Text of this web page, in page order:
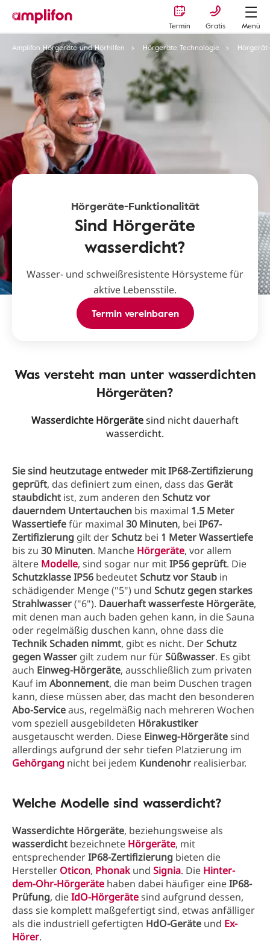
Termin Gratis
Menü
Amplifon Hörgeräte und Hörhilfen
Hörgeräte Technologie
Hörgeräte-Funktionalität
Sind Hörgeräte
wasserdicht?
Wasser- und schweißresistente Hörsysteme für
aktive Lebensstile.
Termin vereinbaren
Was versteht man unter wasserdichten
Hörgeräten?
Wasserdichte Hörgerätesind nicht dauerhaft
wasserdicht.
Sie sind heutzutage entweder mit IP68-Zertifizierung
geprüft, das definiert zum einen, dass das Gerät
staubdicht ist, zum anderen den Schutz vor
dauerndem Untertauchen bis maximal 1.5 Meter
Wassertiefefür maximal 30 Minuten, bei IP67-
Zertifizierung gilt derSchutz bei 1 Meter Wassertiefe
bis zu 30 Minuten. Manche Hörgeräte, vor allem
ältere Modelle, sind sogar nur mitIP56 geprüft. Die
Schutzklasse IP56 bedeutetSchutz vor Staub in
schädigender Menge ("5") und Schutz gegen starkes
Strahlwasser("6"). Dauerhaft wasserfeste Hörgeräte,
mit denen man auch baden gehen kann, in die Sauna
oder regelmäßig duschen kann, ohne dass die
Technik Schaden nimmt, gibt es nicht. DerSchutz
gegen Wasser gilt zudem nur fürSüßwasser. Es gibt
auch Einweg-Hörgeräte, ausschließlich zum privaten
Kauf im Abonnement, die man beim Duschen tragen
kann, diese müssen aber, das macht den besonderen
Abo-Serviceaus, regelmäßig nach mehreren Wochen
vom speziell ausgebildeten Hörakustiker
ausgetauscht werden. Diese Einweg-Hörgerätesind
allerdings aufgrund der sehr tiefen Platzierung im
Gehörgang nicht bei jedem Kundenohr realisierbar.
Welche Modelle sind wasserdicht?
Wasserdichte Hörgeräte, beziehungsweise als
wasserdicht bezeichnete Hörgeräte, mit
entsprechenderIP68-Zertifizierung bieten die
Hersteller Oticon, Phonakund Signia. Die Hinter-
dem-Ohr-Hörgeräte haben dabei häufiger eineIP68-
Prüfung, dieIdO-Hörgerätesind aufgrund dessen,
dass sie komplett maßgefertigt sind, etwas anfälliger
als die industriell gefertigten HdO-Geräte und Ex-
Hörer.